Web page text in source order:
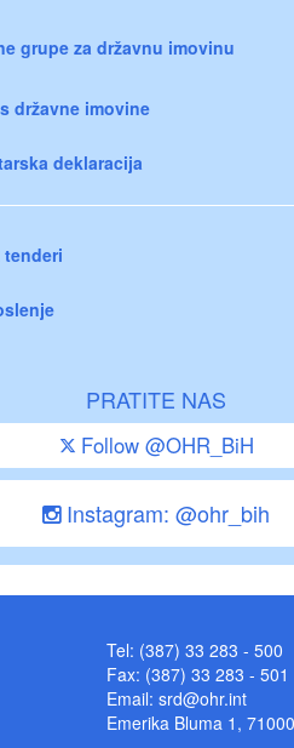
grupe za državnu imovinu
državne imovine
deklaracija
tenderi
PRATITE NAS
Follow @OHR_BiH
Instagram: @ohr_bih
Tel: (387) 33 283 - 500
Fax: (387) 33 283 - 501
Email: srd@ohr.int
Emerika Bluma 1,